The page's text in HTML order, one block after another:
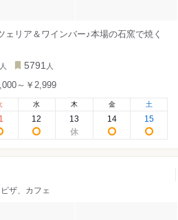
リア＆ワインバー♪本場の石窯で焼く
人 5791 人
～￥2,999
水
12
木
13
金
14
土
15
ザ、カフェ